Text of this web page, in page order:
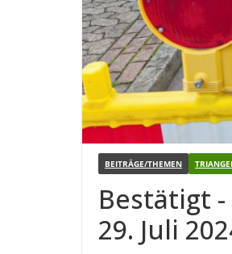
BEITRÄGE/THEMEN
Bestä­tigt
29. Juli